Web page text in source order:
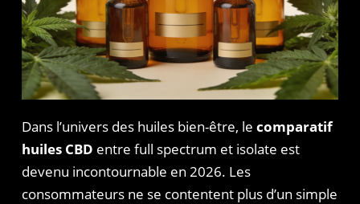
Dans l’univers des huiles bien-être, le comparatif
huiles CBD entre full spectrum et isolate est
devenu incontournable en 2026. Les
consommateurs ne se contentent plus d’un simple